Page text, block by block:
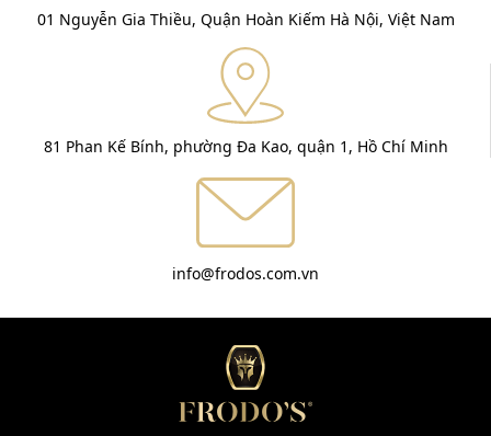
01 Nguyễn Gia Thiều, Quận Hoàn Kiếm Hà Nội, Việt Nam
81 Phan Kế Bính, phường Đa Kao, quận 1, Hồ Chí Minh
info@frodos.com.vn